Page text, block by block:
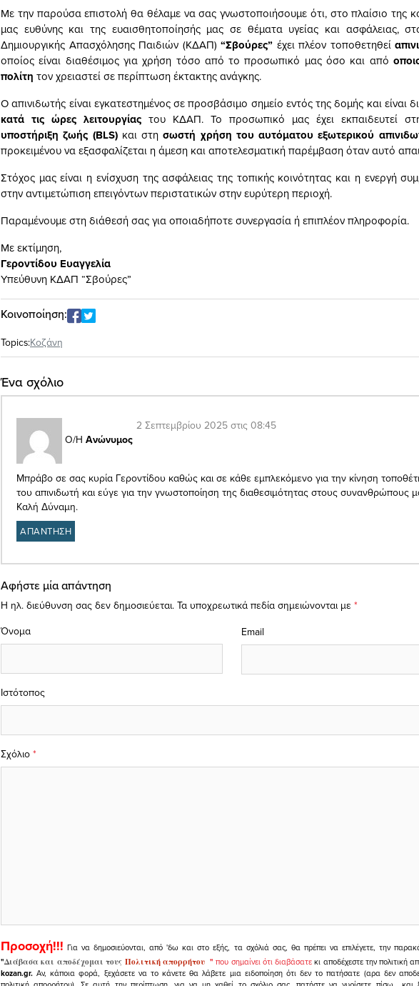
Με την παρούσα επιστολή θα θέλαμε να σας γνωστοποιήσουμε ότι, στο πλαίσιο της
μας ευθύνης και της ευαισθητοποίησής μας σε θέματα υγείας και ασφάλειας,
Δημιουργικής Απασχόλησης Παιδιών (ΚΔΑΠ)“Σβούρες” έχει πλέον τοποθετηθεί
οποίος είναι διαθέσιμος για χρήση τόσο από το προσωπικό μας όσο και από
πολίτη τον χρειαστεί σε περίπτωση έκτακτης ανάγκης.
Ο απινιδωτής είναι εγκατεστημένος σε προσβάσιμο σημείο εντός της δομής και είναι
κατά τις ώρες λειτουργίας του ΚΔΑΠ. Το προσωπικό μας έχει εκπαιδευτεί
υποστήριξη ζωής (BLS)και στησωστή χρήση του αυτόματου εξωτερικού
προκειμένου να εξασφαλίζεται η άμεση και αποτελεσματική παρέμβαση όταν αυτό
Στόχος μας είναι η ενίσχυση της ασφάλειας της τοπικής κοινότητας και η ενεργή
στην αντιμετώπιση επειγόντων περιστατικών στην ευρύτερη περιοχή.
Παραμένουμε στη διάθεσή σας για οποιαδήποτε συνεργασία ή επιπλέον πληροφορία.
Με εκτίμηση,
Γεροντίδου Ευαγγελία
Υπεύθυνη ΚΔΑΠ “Σβούρες”
Κοινοποίηση:
Topics:Κοζάνη
Ένα σχόλιο
Ο/Η Ανώνυμος
2 Σεπτεμβρίου 2025 στις 08:45
Μπράβο σε σας κυρία Γεροντίδου καθώς και σε κάθε εμπλεκόμενο για την κίνηση
του απινιδωτή και εύγε για την γνωστοποίηση της διαθεσιμότητας στους συνανθρώπους
Καλή Δύναμη.
ΑΠΑΝΤΗΣΗ
Αφήστε μία απάντηση
Η ηλ. διεύθυνση σας δεν δημοσιεύεται. Τα υποχρεωτικά πεδία σημειώνονται με *
Σχόλιο *
Όνομα Email
Ιστότοπος
Προσοχή!!! Για να δημοσιεύονται, από 'δω και στο εξής, τα σχόλιά σας, θα πρέπει να επιλέγετε, την
"Διάβασα και αποδέχομαι τουςΠολιτική απορρήτου " που σημαίνει ότι διαβάσατεκι αποδέχεστε την πολιτική
kozan.gr. Αν, κάποια φορά, ξεχάσετε να το κάνετε θα λάβετε μια ειδοποίηση ότι δεν το πατήσατε (αρα δεν